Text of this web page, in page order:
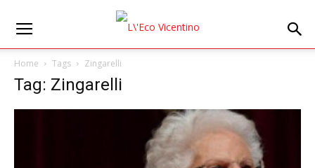
Home Tags Zingarelli
Tag: Zingarelli